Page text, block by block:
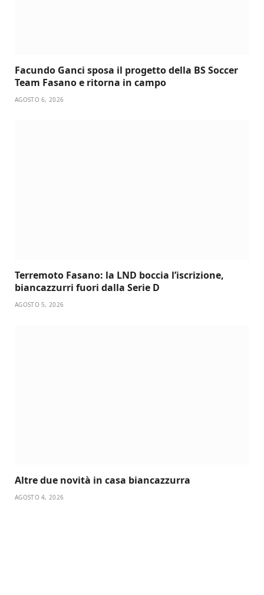
Facundo Ganci sposa il progetto della BS Soccer
Team Fasano e ritorna in campo
AGOSTO 6, 2026
Terremoto Fasano: la LND boccia l’iscrizione,
biancazzurri fuori dalla Serie D
AGOSTO 5, 2026
Altre due novità in casa biancazzurra
AGOSTO 4, 2026